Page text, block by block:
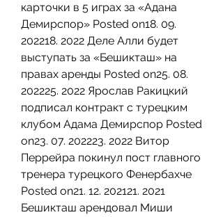
карточки в 5 играх за «Адана
Демирспор» Posted on18. 09.
202218. 2022 Деле Алли будет
выступать за «Бешикташ» на
правах аренды Posted on25. 08.
202225. 2022 Ярослав Ракицкий
подписал контракт с турецким
клубом Адама Демирспор Posted
on23. 07. 202223. 2022 Витор
Перрейра покинул пост главного
тренера турецкого Фенербахче
Posted on21. 12. 202121. 2021
Бешикташ арендовал Миши